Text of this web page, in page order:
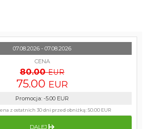
07.08.2026 - 07.08.2026
CENA
80.00 EUR
75.00 EUR
Promocja: -5.00 EUR
z ostatnich 30 dni przed obniżką:50.00 EUR
DALEJ